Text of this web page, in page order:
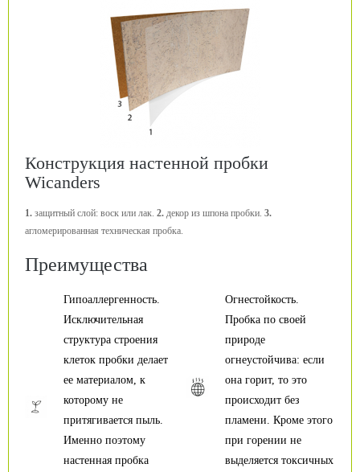
Конструкция настенной пробки
Wicanders
1. защитный слой: воск или лак. 2. декор из шпона пробки. 3.
агломерированная техническая пробка.
Преимущества
Гипоаллергенность.
Исключительная
структура строения
клеток пробки делает
ее материалом, к
которому не
притягивается пыль.
Именно поэтому
настенная пробка
Огнестойкость.
Пробка по своей
природе
огнеустойчива: если
она горит, то это
происходит без
пламени. Кроме этого
при горении не
выделяется токсичных